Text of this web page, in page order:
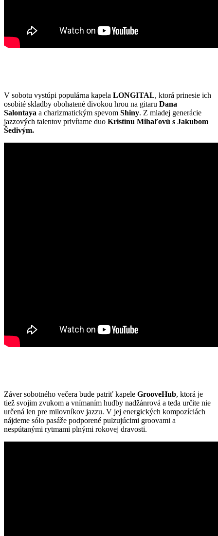
V sobotu vystúpi populárna kapela LONGITAL, ktorá prinesie ich
osobité skladby obohatené divokou hrou na gitaru Dana
Salontaya a charizmatickým spevom Shiny. Z mladej generácie
jazzových talentov privítame duo Kristínu Mihaľovú s Jakubom
Šedivým.
Záver sobotného večera bude patriť kapele GrooveHub, ktorá je
tiež svojim zvukom a vnímaním hudby nadžánrová a teda určite nie
určená len pre milovníkov jazzu. V jej energických kompozíciách
nájdeme sólo pasáže podporené pulzujúcimi groovami a
nespútanými rytmami plnými rokovej dravosti.